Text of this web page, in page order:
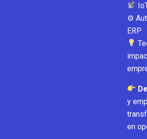
⚙
ERP
y
en